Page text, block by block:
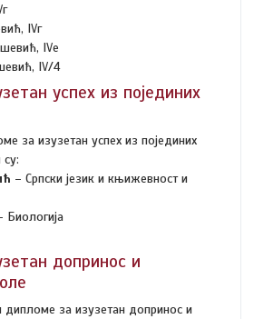
IVг
IVе
IV/4
успех из појединих
за изузетан успех из појединих
– Српски језик и књижевност и
Биологија
допринос и
за изузетан допринос и